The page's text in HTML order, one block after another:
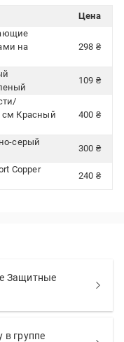
Цена
на
298 ₴
109 ₴
см Красный
400 ₴
серый
300 ₴
Copper
240 ₴
Защитные
в группе